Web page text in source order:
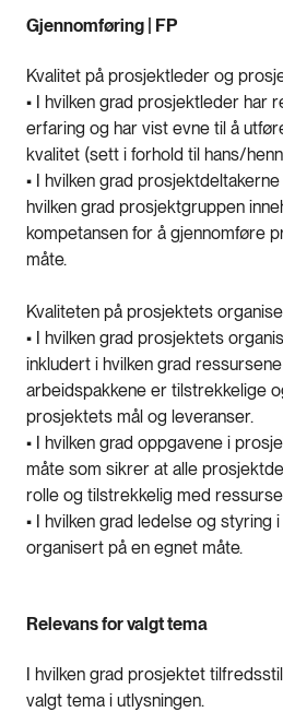
Gjennomføring | FP
Kvalitet på prosjektleder og
• I hvilken grad prosjektleder har
erfaring og har vist evne til å
kvalitet (sett i forhold til hans/
• I hvilken grad
hvilken grad prosjektgruppen
kompetansen for å gjennomføre
måte.
Kvaliteten på prosjektets
• I hvilken grad prosjektets
inkludert i hvilken grad
arbeidspakkene er tilstrekkelige
prosjektets mål og leveranser.
• I hvilken grad oppgavene i
måte som sikrer at alle
rolle og tilstrekkelig med
• I hvilken grad ledelse og styring
organisert på en egnet måte.
Relevans for valgt tema
I hvilken grad prosjektet
valgt tema i utlysningen.